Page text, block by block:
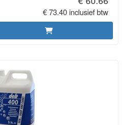
€ 73.40 inclusief btw